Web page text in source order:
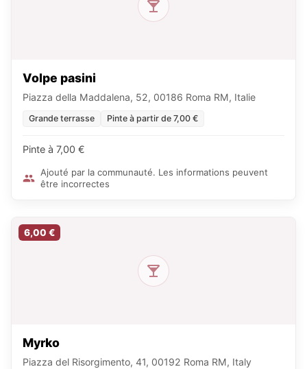
Volpe pasini
Piazza della Maddalena, 52, 00186 Roma RM, Italie
Grande terrasse Pinte à partir de 7,00 €
Pinte à 7,00 €
Ajouté par la communauté. Les informations peuvent
être incorrectes
6,00 €
Myrko
Piazza del Risorgimento, 41, 00192 Roma RM, Italy